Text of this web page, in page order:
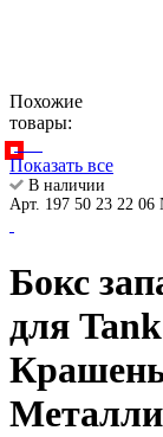
Похожие
товары:
Показать все
В наличии
Арт. 197 50 23 22 06
Бокс
для